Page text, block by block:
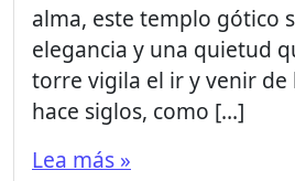
alma, este templo gótico
elegancia y una quietud
torre vigila el ir y venir de
hace siglos, como […]
Lea más »